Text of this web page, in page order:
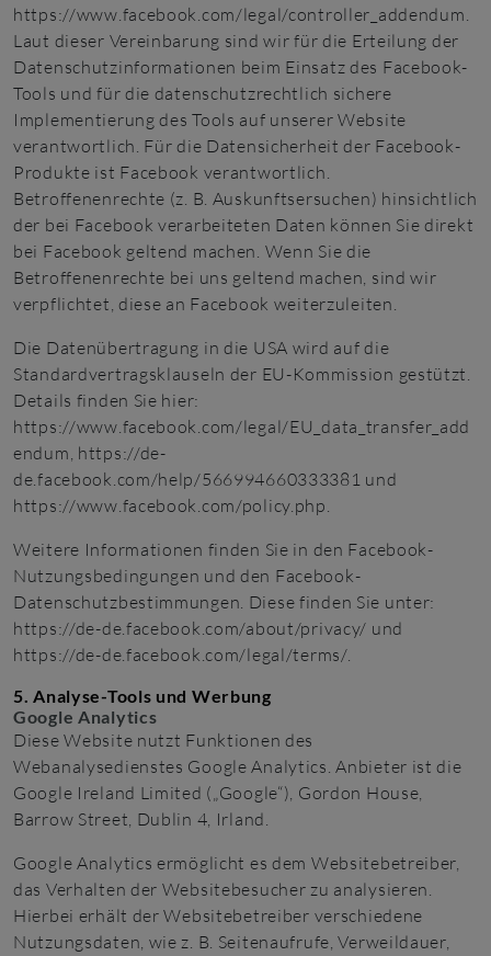
https://www.facebook.com/legal/controller_addendum.
Laut dieser Vereinbarung sind wir für die Erteilung der
Datenschutzinformationen beim Einsatz des Facebook-
Tools und für die datenschutzrechtlich sichere
Implementierung des Tools auf unserer Website
verantwortlich. Für die Datensicherheit der Facebook-
Produkte ist Facebook verantwortlich.
Betroffenenrechte (z. B. Auskunftsersuchen) hinsichtlich
der bei Facebook verarbeiteten Daten können Sie direkt
bei Facebook geltend machen. Wenn Sie die
Betroffenenrechte bei uns geltend machen, sind wir
verpflichtet, diese an Facebook weiterzuleiten.
Die Datenübertragung in die USA wird auf die
Standardvertragsklauseln der EU-Kommission gestützt.
Details finden Sie hier:
https://www.facebook.com/legal/EU_data_transfer_add
endum, https://de-
de.facebook.com/help/566994660333381 und
https://www.facebook.com/policy.php.
Weitere Informationen finden Sie in den Facebook-
Nutzungsbedingungen und den Facebook-
Datenschutzbestimmungen. Diese finden Sie unter:
https://de-de.facebook.com/about/privacy/ und
https://de-de.facebook.com/legal/terms/.
5. Analyse-Tools und Werbung
Google Analytics
Diese Website nutzt Funktionen des
Webanalysedienstes Google Analytics. Anbieter ist die
Google Ireland Limited („Google“), Gordon House,
Barrow Street, Dublin 4, Irland.
Google Analytics ermöglicht es dem Websitebetreiber,
das Verhalten der Websitebesucher zu analysieren.
Hierbei erhält der Websitebetreiber verschiedene
Nutzungsdaten, wie z. B. Seitenaufrufe, Verweildauer,